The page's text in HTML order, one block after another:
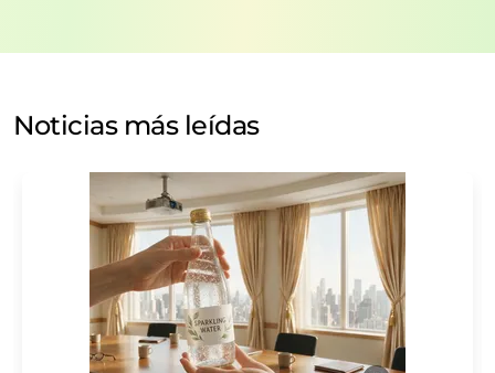
de nuestrapolítica de protección de datos. LUMITOS
electrónico a efectos publicitarios o de investigación de
mercado y opinión. Puede revocar en todo momento su
de indicar los motivos informando por correo postal a
LUMITOS AG, Ernst-Augustin-Str. 2, 12489 Berlín
(Alemania) o por correo electrónico a
revoke@lumitos.com. Además, en cada correo
electrónico se incluye un enlace para anular la
suscripción al boletín informativo correspondiente.
Noticias más leídas